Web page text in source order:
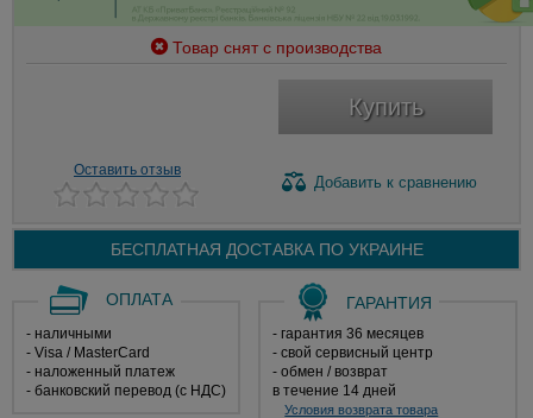
Товар снят с производства
Купить
Оставить отзыв
Добавить к сравнению
БЕСПЛАТНАЯ ДОСТАВКА ПО УКРАИНЕ
ОПЛАТА
- наличными
- Visa / MasterCard
- наложенный платеж
- банковский перевод (с НДС)
ГАРАНТИЯ
- гарантия 36 месяцев
- свой сервисный центр
- обмен / возврат
в течение 14 дней
Условия возврата товара